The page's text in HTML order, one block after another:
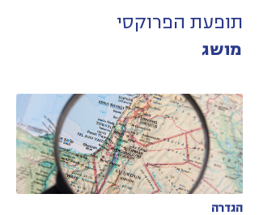
תופעת הפרוקסי
מושג
הגדרה